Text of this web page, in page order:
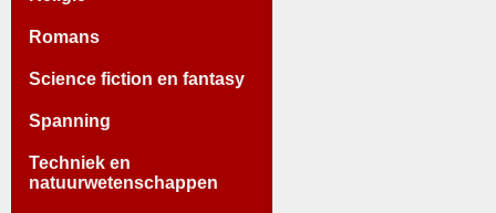
Romans
Science fiction en fantasy
Spanning
Techniek en
natuurwetenschappen